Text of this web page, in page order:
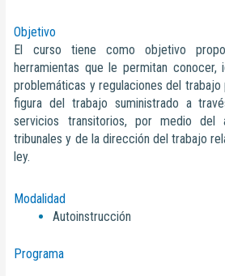
Objetivo
El curso tiene como objetivo
herramientas que le permitan
problemáticas y regulaciones del
figura del trabajo suministrado a
servicios transitorios, por medio del
tribunales y de la dirección del trabajo
ley.
Modalidad
Autoinstrucción
Programa